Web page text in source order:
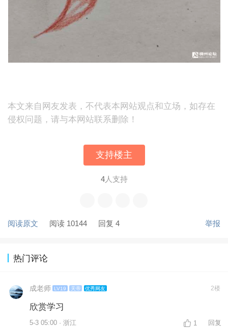
本文来自网友发表，不代表本网站观点和立场，如存在
侵权问题，请与本网站联系删除！
支持楼主
4人支持
阅读原文 阅读 10144 回复 4 举报
热门评论
成老师 LV19 天帝 优秀网友 2楼
欣赏学习
5-3 05:00 · 浙江 1 回复